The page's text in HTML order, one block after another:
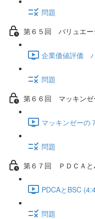
問題
第６５回 バリュエ
企業価値評価
問題
第６６回 マッキンゼ
マッキンゼーの
問題
第６７回 ＰＤＣＡと
PDCAとBSC
問題